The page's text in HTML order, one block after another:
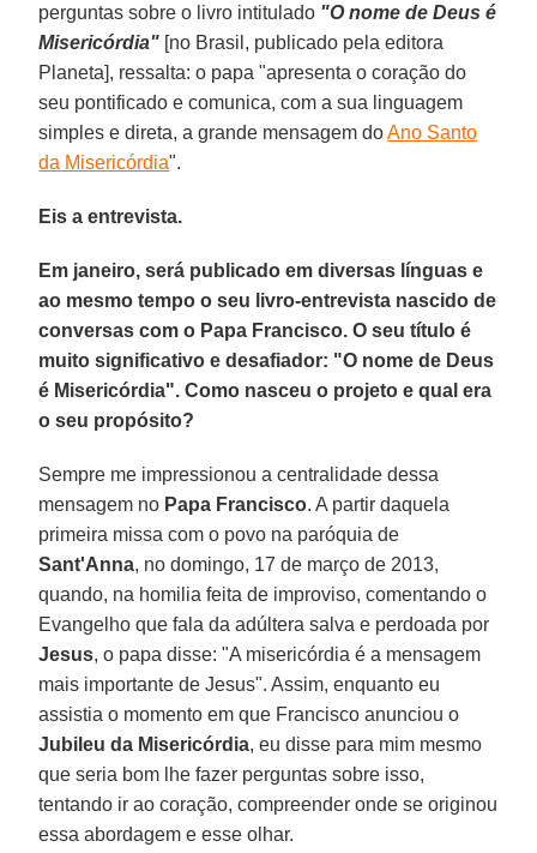
perguntas sobre o livro intitulado "O nome de Deus é
Misericórdia" [no Brasil, publicado pela editora
Planeta], ressalta: o papa "apresenta o coração do
seu pontificado e comunica, com a sua linguagem
simples e direta, a grande mensagem doAno Santo
da Misericórdia".
Eis a entrevista.
Em janeiro, será publicado em diversas línguas e
ao mesmo tempo o seu livro-entrevista nascido de
conversas com o Papa Francisco. O seu título é
muito significativo e desafiador: "O nome de Deus
é Misericórdia". Como nasceu o projeto e qual era
o seu propósito?
Sempre me impressionou a centralidade dessa
mensagem no Papa Francisco. A partir daquela
primeira missa com o povo na paróquia de
Sant'Anna, no domingo, 17 de março de 2013,
quando, na homilia feita de improviso, comentando o
Evangelho que fala da adúltera salva e perdoada por
Jesus, o papa disse: "A misericórdia é a mensagem
mais importante de Jesus". Assim, enquanto eu
assistia o momento em que Francisco anunciou o
Jubileu da Misericórdia, eu disse para mim mesmo
que seria bom lhe fazer perguntas sobre isso,
tentando ir ao coração, compreender onde se originou
essa abordagem e esse olhar.